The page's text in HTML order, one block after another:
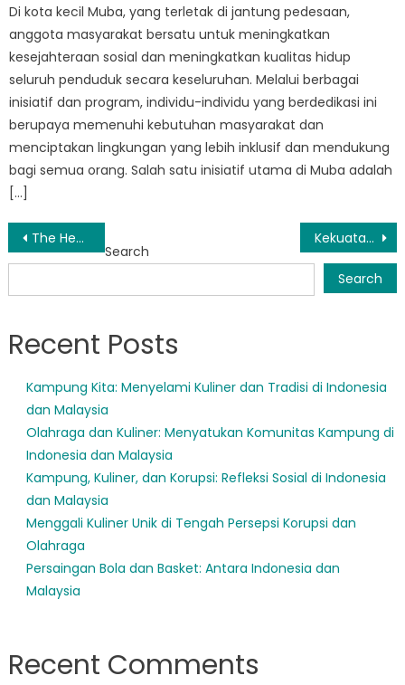
Di kota kecil Muba, yang terletak di jantung pedesaan,
anggota masyarakat bersatu untuk meningkatkan
kesejahteraan sosial dan meningkatkan kualitas hidup
seluruh penduduk secara keseluruhan. Melalui berbagai
inisiatif dan program, individu-individu yang berdedikasi ini
berupaya memenuhi kebutuhan masyarakat dan
menciptakan lingkungan yang lebih inklusif dan mendukung
bagi semua orang. Salah satu inisiatif utama di Muba adalah
[…]
Post
navigation
The Heart of Muba: Bagaimana Dinsos Membuat Perubahan dalam Kehidupan Masyarakat Kekuatan Muba Sosial: Memanfaatkan Potensinya untuk Perubahan Positif
Search
Search
Recent Posts
Kampung Kita: Menyelami Kuliner dan Tradisi di Indonesia
dan Malaysia
Olahraga dan Kuliner: Menyatukan Komunitas Kampung di
Indonesia dan Malaysia
Kampung, Kuliner, dan Korupsi: Refleksi Sosial di Indonesia
dan Malaysia
Menggali Kuliner Unik di Tengah Persepsi Korupsi dan
Olahraga
Persaingan Bola dan Basket: Antara Indonesia dan
Malaysia
Recent Comments